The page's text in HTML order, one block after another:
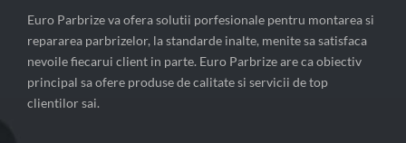
Euro Parbrize va ofera solutii porfesionale pentru montarea si
repararea parbrizelor, la standarde inalte, menite sa satisfaca
nevoile fiecarui client in parte. Euro Parbrize are ca obiectiv
principal sa ofere produse de calitate si servicii de top
clientilor sai.